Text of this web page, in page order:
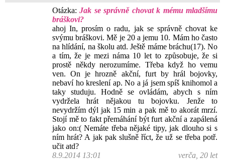
Otázka:Jak se správně chovat k mému mladšímu
bráškovi?
ahoj In, prosím o radu, jak se správně chovat ke
svýmu bráškovi. Mě je 20 a jemu 10. Mám ho často
na hlídání, na školu atd. Ještě máme bráchu(17). No
a tím, že je mezi náma 10 let to způsobuje, že si
prostě někdy nerozumíme. Třeba když ho vemu
ven. On je hrozně akční, furt by hrál bojovky,
nebaví ho kreslení ap. No a já jsem spíš knihomol a
taky studuju. Hodně se ovládám, abych s ním
vydržela hrát nějakou tu bojovku. Jenže to
nevydržím dýl jak 15 min a pak mě to akorát mrzí.
Stojí mě to fakt přemáhání být furt akční a zapálená
jako on:( Nemáte třeba nějaké tipy, jak dlouho si s
ním hrát? A jak pak slušně říct, že už se třeba potř.
učit atd?
8.9.2014 13:01
verča, 20 let